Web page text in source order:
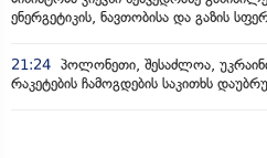
ენერგეტიკის, ნავთობისა და გაზის
21:24 პოლონეთი, შესაძლოა,
რაკეტების ჩამოგდების საკითხს